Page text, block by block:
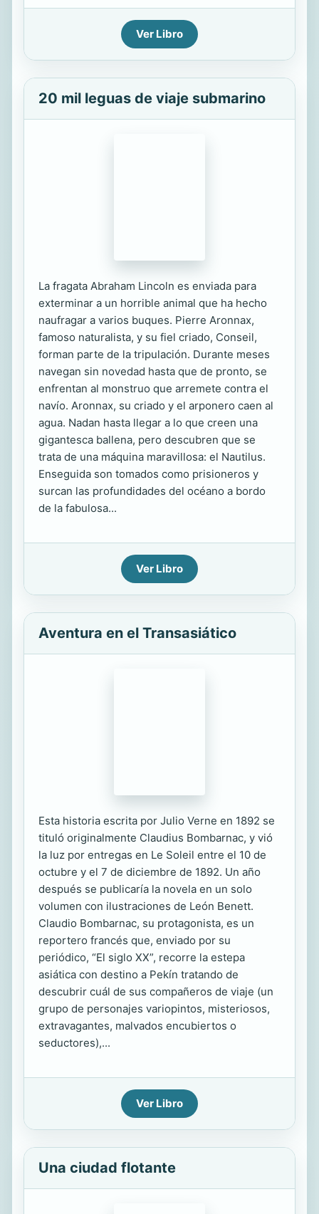
Ver Libro
20 mil leguas de viaje submarino
La fragata Abraham Lincoln es enviada para
exterminar a un horrible animal que ha hecho
naufragar a varios buques. Pierre Aronnax,
famoso naturalista, y su fiel criado, Conseil,
forman parte de la tripulación. Durante meses
navegan sin novedad hasta que de pronto, se
enfrentan al monstruo que arremete contra el
navío. Aronnax, su criado y el arponero caen al
agua. Nadan hasta llegar a lo que creen una
gigantesca ballena, pero descubren que se
trata de una máquina maravillosa: el Nautilus.
Enseguida son tomados como prisioneros y
surcan las profundidades del océano a bordo
de la fabulosa...
Ver Libro
Aventura en el Transasiático
Esta historia escrita por Julio Verne en 1892 se
tituló originalmente Claudius Bombarnac, y vió
la luz por entregas en Le Soleil entre el 10 de
octubre y el 7 de diciembre de 1892. Un año
después se publicaría la novela en un solo
volumen con ilustraciones de León Benett.
Claudio Bombarnac, su protagonista, es un
reportero francés que, enviado por su
periódico, “El siglo XX”, recorre la estepa
asiática con destino a Pekín tratando de
descubrir cuál de sus compañeros de viaje (un
grupo de personajes variopintos, misteriosos,
extravagantes, malvados encubiertos o
seductores),...
Ver Libro
Una ciudad flotante